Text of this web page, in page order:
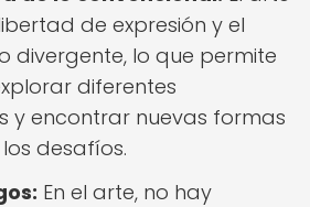
de expresión y el
divergente, lo que permite
diferentes
y encontrar nuevas formas
desafíos.
En el arte, no hay